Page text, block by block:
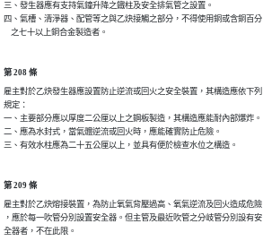
三、發生器應有支持氣鐘升降之鐵柱及安全排氣管之設置。
四、氣槽、清淨器、配管等之與乙炔接觸之部分，不得使用銅或含銅百分
    之七十以上銅合金製造者。
第 208 條
雇主對於乙炔發生器應設置防止逆流或回火之安全裝置，其構造應依下列
規定：
一、主要部分應以厚度二公厘以上之鋼板製造，其構造應能耐內部爆炸。
二、應為水封式，當氣體逆流或回火時，應能確實防止危險。
三、有效水柱應為二十五公厘以上，並具有便於檢查水位之構造。
第 209 條
雇主對於乙炔熔接裝置，為防止氧氣背壓過高、氧氣逆流及回火造成危險
，應於每一吹管分別設置安全器。但主管及最近吹管之分岐管分別設有安
全器者，不在此限。